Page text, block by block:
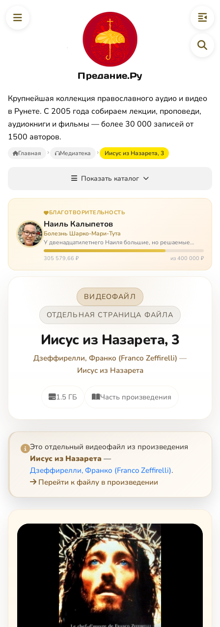
Предание.Ру
Крупнейшая коллекция православного аудио и видео
в Рунете. С 2005 года собираем лекции, проповеди,
аудиокниги и фильмы — более 30 000 записей от
1500 авторов.
Главная Медиатека Иисус из Назарета, 3
Показать каталог
БЛАГОТВОРИТЕЛЬНОСТЬ
Наиль Калыпетов
Болезнь Шарко-Мари-Тута
У двенадцатилетнего Наиля большие, но решаемые
проблемы. Он болен редкой болезнью, которая ставит
перед ним множество непростых задача, угрожая в
305 579,66 ₽ из 400 000 ₽
ВИДЕОФАЙЛ
ОТДЕЛЬНАЯ СТРАНИЦА ФАЙЛА
Иисус из Назарета, 3
Дзеффирелли, Франко (Franco Zeffirelli) —
Иисус из Назарета
1.5 ГБ Часть произведения
Это отдельный видеофайл из произведения
Иисус из Назарета —
Дзеффирелли, Франко (Franco Zeffirelli).
Перейти к файлу в произведении